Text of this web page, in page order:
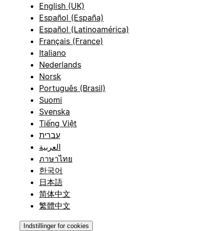
English (UK)
Español (España)
Español (Latinoamérica)
Français (France)
Italiano
Nederlands
Norsk
Português (Brasil)
Suomi
Svenska
Tiếng Việt
עברית
العربية
ภาษาไทย
한국어
日本語
简体中文
繁體中文
Indstillinger for cookies